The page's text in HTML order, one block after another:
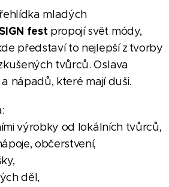
mladých
festpropojí svět módy,
představí to nejlepší z tvorby
tvůrců. Oslava
nápadů, které mají duši.
výrobky od lokálních tvůrců,
občerstvení,
děl,